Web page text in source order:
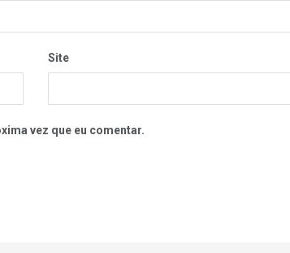
Site
vez que eu comentar.